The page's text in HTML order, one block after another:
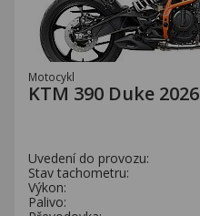
Motocykl
KTM 390 Duke 2026
Uvedení do provozu:
Stav tachometru:
Výkon:
Palivo: